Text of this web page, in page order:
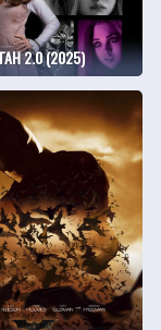
2.0 (2025)